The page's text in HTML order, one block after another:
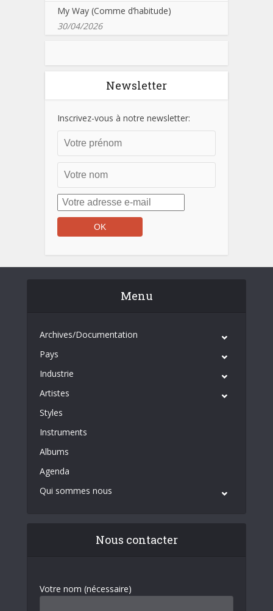
My Way (Comme d’habitude)
30/04/2026
Newsletter
Inscrivez-vous à notre newsletter:
Menu
Archives/Documentation
Pays
Industrie
Artistes
Styles
Instruments
Albums
Agenda
Qui sommes nous
Nous contacter
Votre nom (nécessaire)